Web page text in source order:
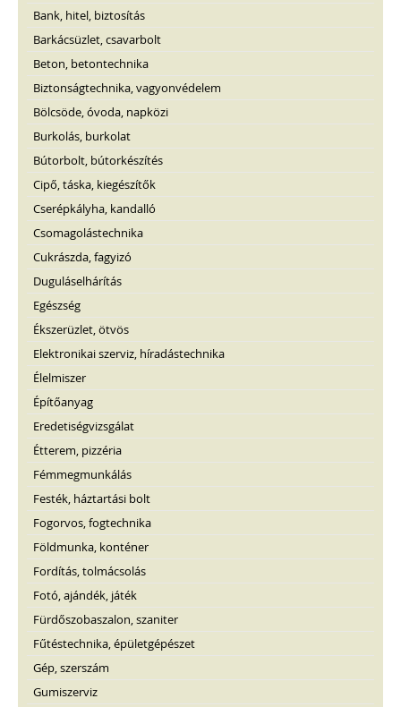
Bank, hitel, biztosítás
Barkácsüzlet, csavarbolt
Beton, betontechnika
Biztonságtechnika, vagyonvédelem
Bölcsöde, óvoda, napközi
Burkolás, burkolat
Bútorbolt, bútorkészítés
Cipő, táska, kiegészítők
Cserépkályha, kandalló
Csomagolástechnika
Cukrászda, fagyizó
Duguláselhárítás
Egészség
Ékszerüzlet, ötvös
Elektronikai szerviz, híradástechnika
Élelmiszer
Építőanyag
Eredetiségvizsgálat
Étterem, pizzéria
Fémmegmunkálás
Festék, háztartási bolt
Fogorvos, fogtechnika
Földmunka, konténer
Fordítás, tolmácsolás
Fotó, ajándék, játék
Fürdőszobaszalon, szaniter
Fűtéstechnika, épületgépészet
Gép, szerszám
Gumiszerviz